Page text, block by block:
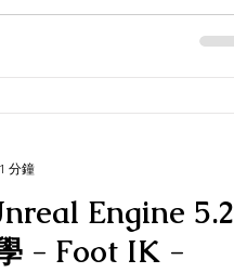
Engine 5.2
-
分鐘